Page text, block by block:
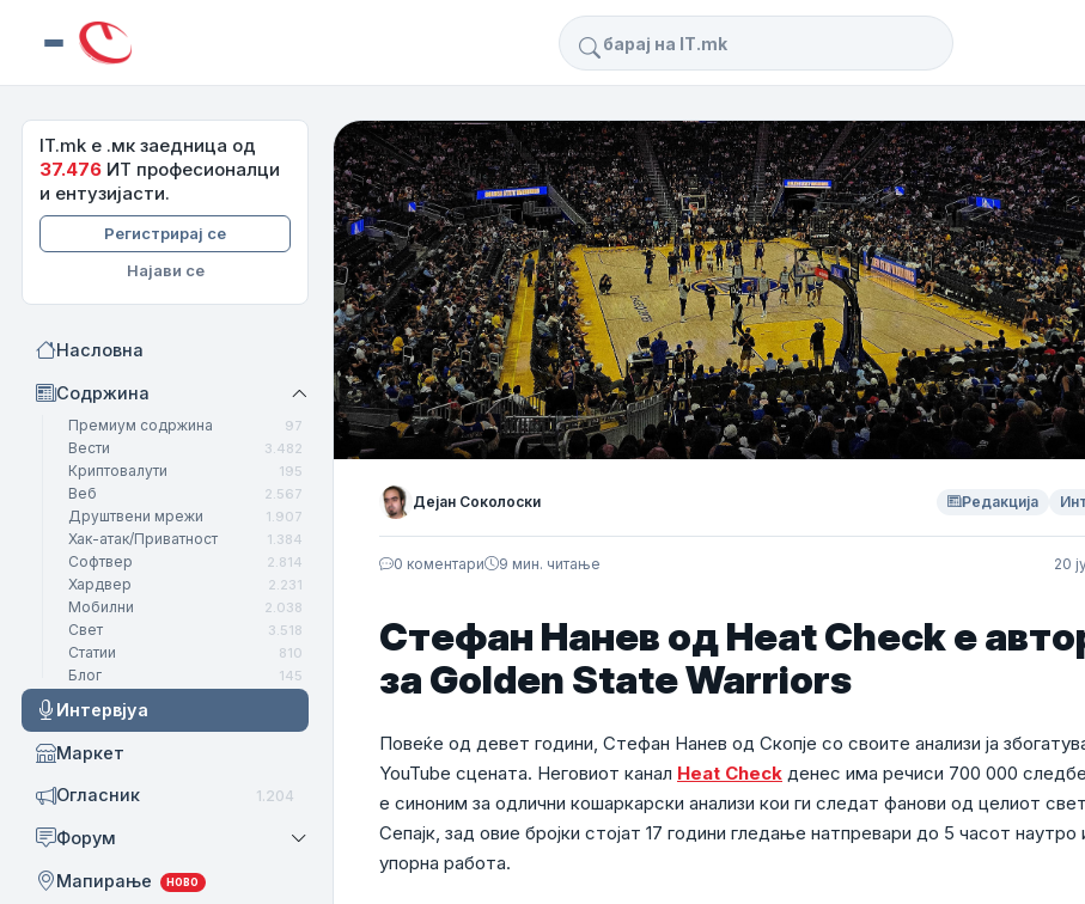
Барај
IT.mk е .мк заедница од
37.476 ИТ професионалци
и ентузијасти.
Регистрирај се
Најави се
Насловна
Содржина
Премиум содржина 97
Вести 3.482
Криптовалути 195
Веб 2.567
Друштвени мрежи 1.907
Хак-атак/Приватност 1.384
Софтвер 2.814
Хардвер 2.231
Мобилни 2.038
Свет 3.518
Статии 810
Блог 145
Интервјуа
Маркет
Огласник 1.204
Форум
Мапирање НОВО
Дејан Соколоски Редакција
0 коментари 9 мин. читање 20
Стефан Нанев од Heat Check e
за Golden State Warriors
Повеќе од девет години, Стефан Нанев од Скопје со своите анализи ја
YouTube сцената. Неговиот канал Heat Check денес има речиси 700 000
е синоним за одлични кошаркарски анализи кои ги следат фанови од целиот
Сепајк, зад овие бројки стојат 17 години гледање натпревари до 5 часот наутро
упорна работа.